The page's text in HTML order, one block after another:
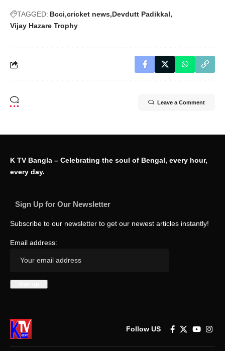
TAGGED: Bcci cricket news Devdutt Padikkal
Vijay Hazare Trophy
Leave a Comment
K TV Bangla – Celebrating the soul of Bengal, every hour,
every day.
Sign Up for Our Newsletter
Subscribe to our newsletter to get our newest articles instantly!
Email address:
Follow US